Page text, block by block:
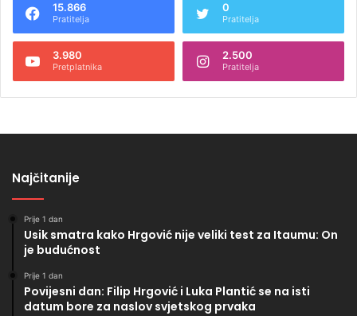
15.866
Pratitelja
0
Pratitelja
3.980
Pretplatnika
2.500
Pratitelja
Najčitanije
Prije 1 dan
Usik smatra kako Hrgović nije veliki test za Itaumu: On
je budućnost
Prije 1 dan
Povijesni dan: Filip Hrgović i Luka Plantić se na isti
datum bore za naslov svjetskog prvaka